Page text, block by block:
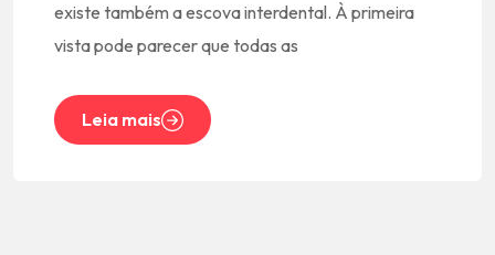
existe também a escova interdental. À primeira
vista pode parecer que todas as
Leia mais